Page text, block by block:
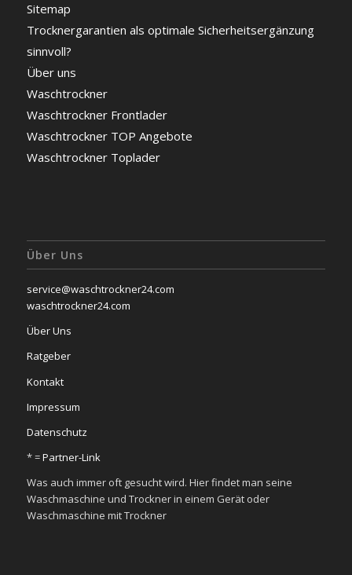
Sitemap
Trocknergarantien als optimale Sicherheitsergänzung
sinnvoll?
Über uns
Waschtrockner
Waschtrockner Frontlader
Waschtrockner TOP Angebote
Waschtrockner Toplader
Über Uns
service@waschtrockner24.com
waschtrockner24.com
Über Uns
Ratgeber
Kontakt
Impressum
Datenschutz
* =Partner-Link
Was auch immer oft gesucht wird. Hier findet man seine
Waschmaschine und Trockner in einem Gerät oder
Waschmaschine mit Trockner